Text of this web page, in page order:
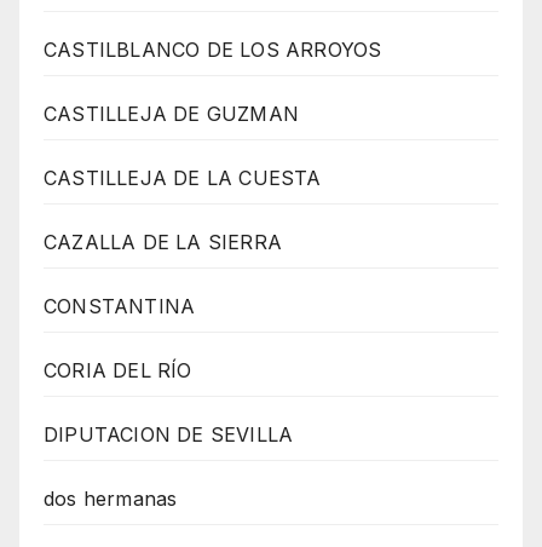
CASTILBLANCO DE LOS ARROYOS
CASTILLEJA DE GUZMAN
CASTILLEJA DE LA CUESTA
CAZALLA DE LA SIERRA
CONSTANTINA
CORIA DEL RÍO
DIPUTACION DE SEVILLA
dos hermanas